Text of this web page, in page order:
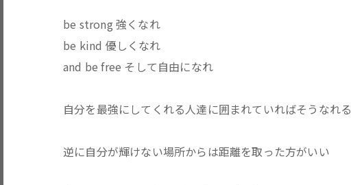
be strong 強くなれ
be kind 優しくなれ
and be free そして自由になれ
自分を最強にしてくれる人達に囲まれていればそうなれる
逆に自分が輝けない場所からは距離を取った方がいい